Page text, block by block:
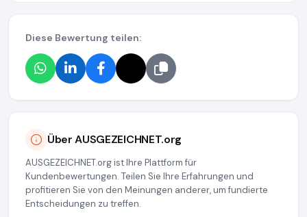
Diese Bewertung teilen:
Über AUSGEZEICHNET.org
AUSGEZEICHNET.org ist Ihre Plattform für
Kundenbewertungen. Teilen Sie Ihre Erfahrungen und
profitieren Sie von den Meinungen anderer, um fundierte
Entscheidungen zu treffen.